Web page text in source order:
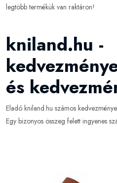
legtöbb termékük van raktáron!
kniland.hu -
és
Eladó kniland.hu számos
Egy bizonyos összeg felett ingyenes